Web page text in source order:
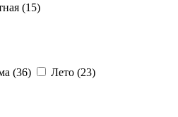
(15)
(36) Лето (23)